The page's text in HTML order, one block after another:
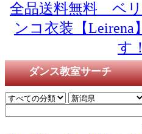
全品送料無料 ベ
ンコ衣装【
す
ダンス教室サーチ